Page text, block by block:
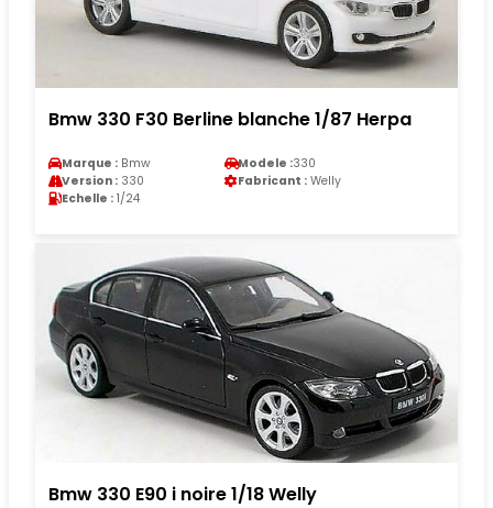
Bmw 330 F30 Berline blanche 1/87 Herpa
Marque : Bmw Modele :330
Version : 330 Fabricant : Welly
Echelle : 1/24
Bmw 330 E90 i noire 1/18 Welly